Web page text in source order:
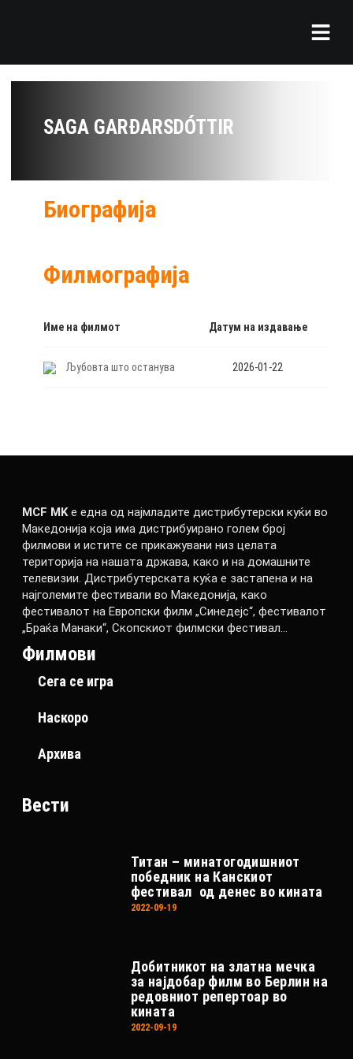
SAGA GARÐARSDÓTTIR
Биографија
Филмографија
Име на филмот Датум на издавање
Љубовта што останува 2026-01-22
MCF MKе една од најмладите дистрибутерски куќи во
Македонија која има дистрибуирано голем број
филмови и истите се прикажувани низ целата
територија на нашата држава, како и на домашните
телевизии. Дистрибутерската куќа е застапена и на
најголемите фестивали во Македонија, како
фестивалот на Европски филм „Синедејс“, фестивалот
„Браќа Манаки“, Скопскиот филмски фестивал…
Филмови
Сега се игра
Наскоро
Архива
Вести
Титан – минатогодишниот
победник на Канскиот
фестивал од денес во кината
2022-09-19
Добитникот на златна мечка
за најдобар филм во Берлин на
редовниот репертоар во
кината
2022-09-19